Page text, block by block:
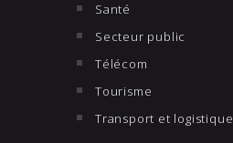
Santé
Secteur public
Télécom
Tourisme
Transport et logistique